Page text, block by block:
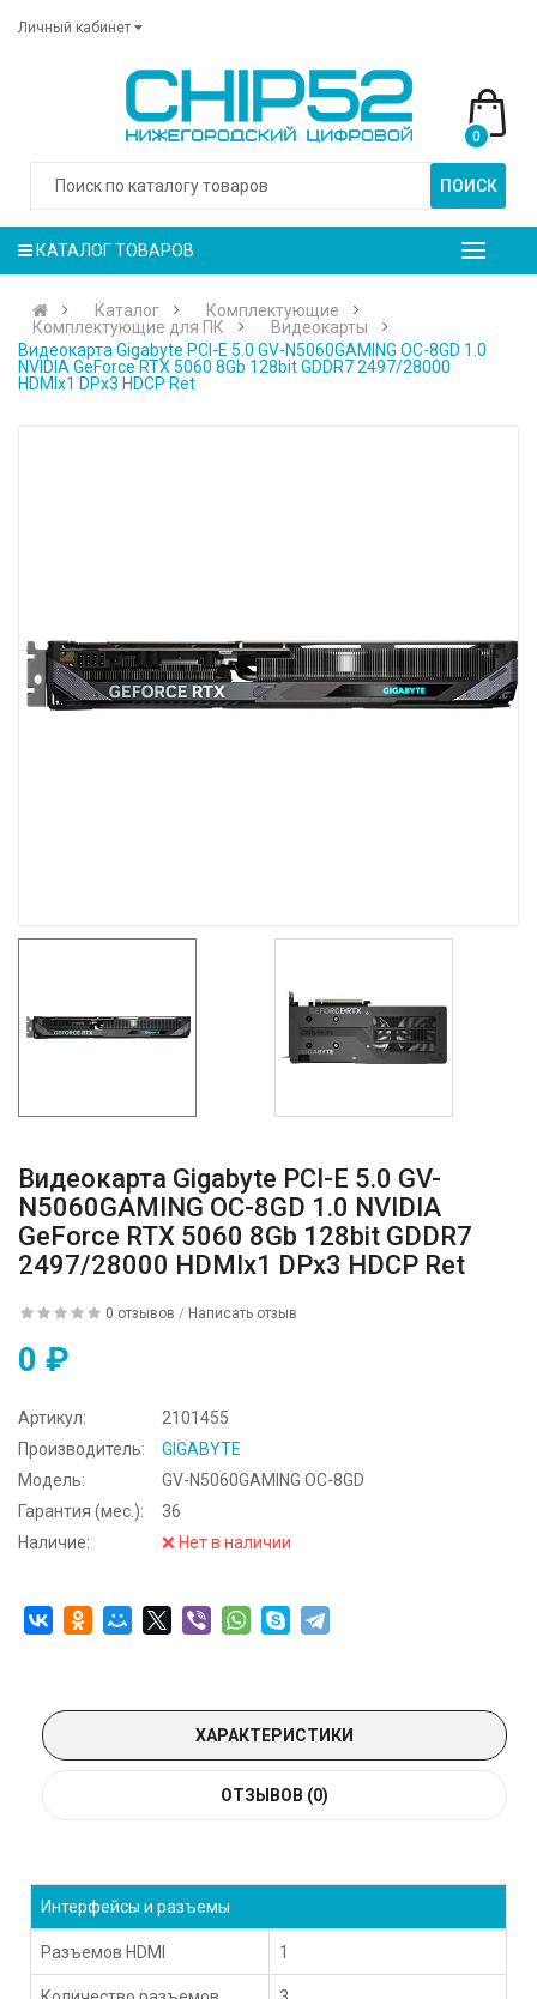
Личный кабинет
ПОИСК
0
КАТАЛОГ ТОВАРОВ
Каталог
Комплектующие
Комплектующие для ПК
Видеокарты
Видеокарта Gigabyte PCI-E 5.0 GV-N5060GAMING OC-8GD 1.0
NVIDIA GeForce RTX 5060 8Gb 128bit GDDR7 2497/28000
HDMIx1 DPx3 HDCP Ret
Видеокарта Gigabyte PCI-E 5.0 GV-
N5060GAMING OC-8GD 1.0 NVIDIA
GeForce RTX 5060 8Gb 128bit GDDR7
2497/28000 HDMIx1 DPx3 HDCP Ret
0 отзывов / Написать отзыв
0 ₽
Артикул:
2101455
Производитель:
GIGABYTE
Модель:
GV-N5060GAMING OC-8GD
Гарантия (мес.):
36
Наличие:
❌ Нет в наличии
ХАРАКТЕРИСТИКИ
ОТЗЫВОВ (0)
Интерфейсы и разъемы
Разъемов HDMI 1